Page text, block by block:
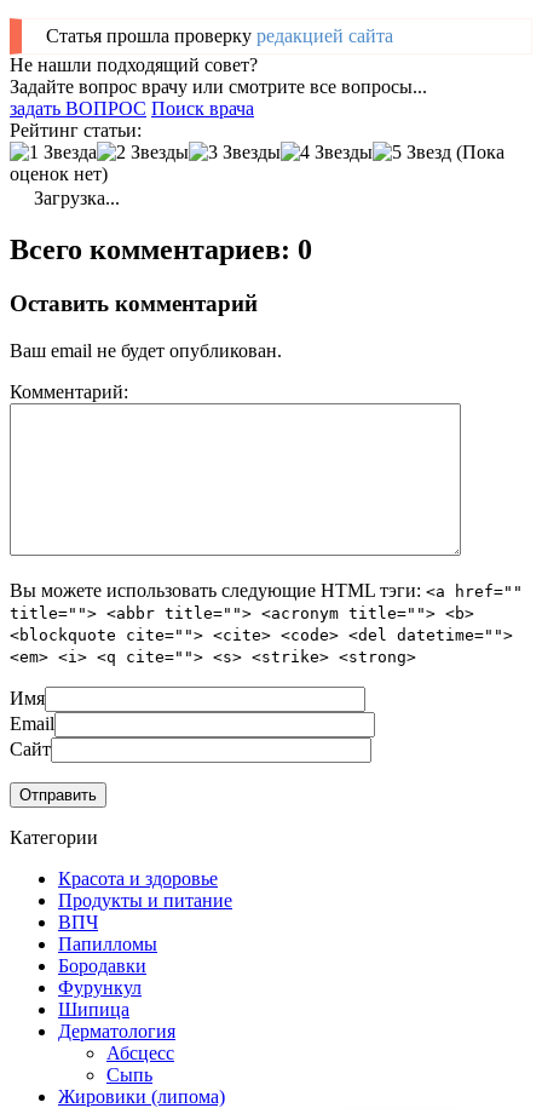
Статья прошла проверку редакцией сайта
Не нашли подходящий совет?
Задайте вопрос врачу или смотрите все вопросы...
задать ВОПРОС Поиск врача
Рейтинг статьи:
(Пока
оценок нет)
Загрузка...
Всего комментариев: 0
Оставить комментарий
Ваш email не будет опубликован.
Комментарий:
Вы можете использовать следующие HTML тэги: <a href=""
title=""> <abbr title=""> <acronym title=""> <b>
<blockquote cite=""> <cite> <code> <del datetime="">
<em> <i> <q cite=""> <s> <strike> <strong>
Имя
Email
Сайт
Категории
Красота и здоровье
Продукты и питание
ВПЧ
Папилломы
Бородавки
Фурункул
Шипица
Дерматология
Абсцесс
Сыпь
Жировики (липома)